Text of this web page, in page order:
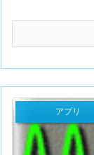
アプリ